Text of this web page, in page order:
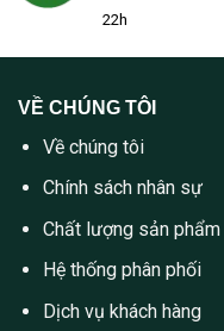
22h
VỀ CHÚNG TÔI
Về chúng tôi
Chính sách nhân sự
Chất lượng sản phẩm
Hệ thống phân phối
Dịch vụ khách hàng